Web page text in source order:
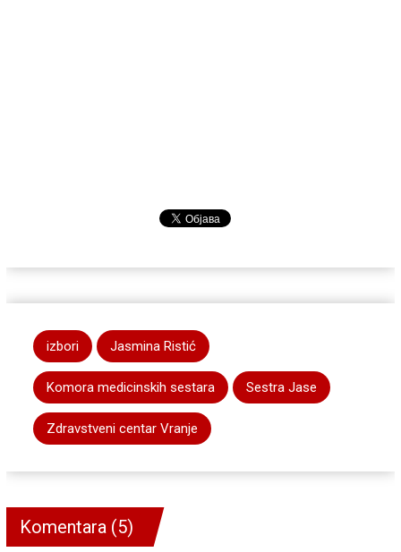
izbori Jasmina Ristić
Komora medicinskih sestara Sestra Jase
Zdravstveni centar Vranje
Komentara (5)